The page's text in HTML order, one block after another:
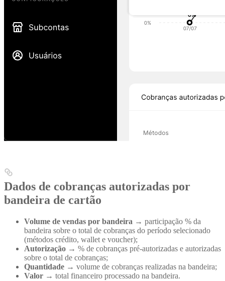
Dados de cobranças autorizadas por
bandeira de cartão
Volume de vendas por bandeira → participação % da
bandeira sobre o total de cobranças do período selecionado
(métodos crédito, wallet e voucher);
Autorização → % de cobranças pré-autorizadas e autorizadas
sobre o total de cobranças;
Quantidade → volume de cobranças realizadas na bandeira;
Valor → total financeiro processado na bandeira.